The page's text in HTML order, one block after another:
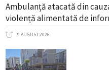
Ambulanță atacată din
violență alimentată de
9 AUGUST 2026